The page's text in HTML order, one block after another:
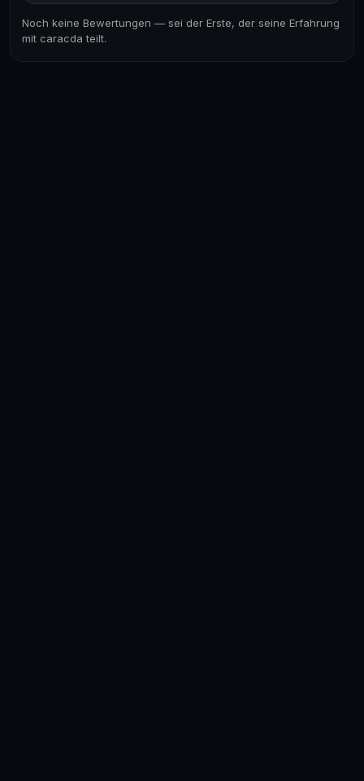
Noch keine Bewertungen — sei der Erste, der seine Erfahrung
mit caracda teilt.